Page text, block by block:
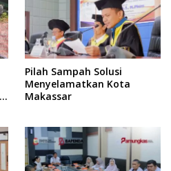
Pilah Sampah Solusi
Menyelamatkan Kota
Makassar